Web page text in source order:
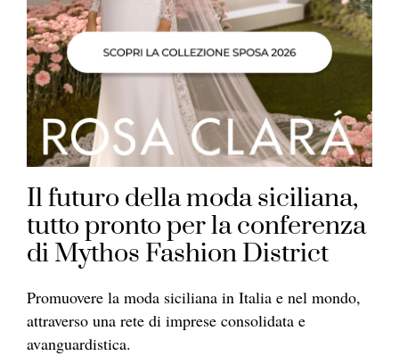
Il futuro della moda siciliana,
tutto pronto per la conferenza
di Mythos Fashion District
Promuovere la moda siciliana in Italia e nel mondo,
attraverso una rete di imprese consolidata e
avanguardistica.